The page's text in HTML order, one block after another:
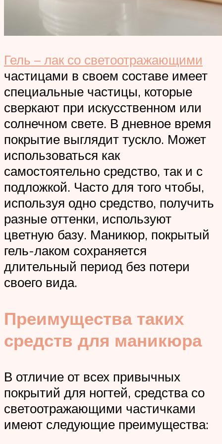
Гель – лак со светоотражающими
частицами в своем составе имеет
специальные частицы, которые
сверкают при искусственном или
солнечном свете. В дневное время
покрытие выглядит тускло. Может
использоваться как
самостоятельно средство, так и с
подложкой. Часто для того чтобы,
используя одно средство, получить
разные оттенки, используют
цветную базу. Маникюр, покрытый
гель-лаком сохраняется
длительный период без потери
своего вида.
Преимущества таких
средств для маникюра
В отличие от всех привычных
покрытий для ногтей, средства со
светоотражающими частичками
имеют следующие преимущества: